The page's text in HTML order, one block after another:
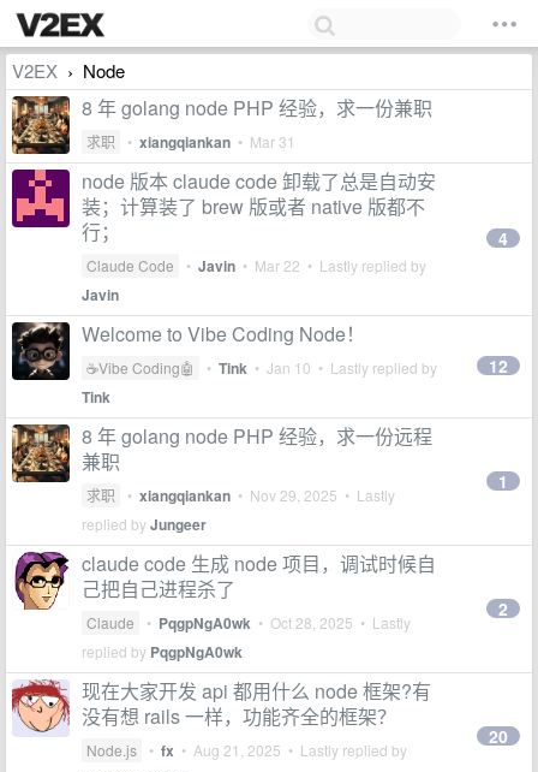
V2EX › Node
8 年 golang node PHP 经验，求一份兼职
求职 • xiangqiankan • Mar 31
node 版本 claude code 卸载了总是自动安
装；计算装了 brew 版或者 native 版都不
行；
Claude Code • Javin • Mar 22 • Lastly replied by
Javin
4
Welcome to Vibe Coding Node！
☕Vibe Coding🤖 • Tink • Jan 10 • Lastly replied by
Tink
12
8 年 golang node PHP 经验，求一份远程
兼职
求职 • xiangqiankan • Nov 29, 2025 • Lastly
replied byJungeer
1
claude code 生成 node 项目，调试时候自
己把自己进程杀了
Claude • PqgpNgA0wk • Oct 28, 2025 • Lastly
replied by PqgpNgA0wk
2
现在大家开发 api 都用什么 node 框架?有
没有想 rails 一样，功能齐全的框架？
Node.js • fx • Aug 21, 2025 • Lastly replied by
20